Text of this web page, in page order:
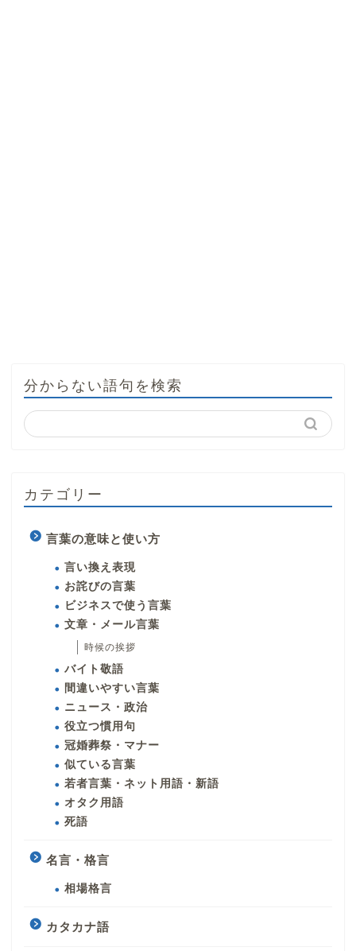
分からない語句を検索
カテゴリー
言葉の意味と使い方
言い換え表現
お詫びの言葉
ビジネスで使う言葉
文章・メール言葉
時候の挨拶
バイト敬語
間違いやすい言葉
ニュース・政治
役立つ慣用句
冠婚葬祭・マナー
似ている言葉
若者言葉・ネット用語・新語
オタク用語
死語
名言・格言
相場格言
カタカナ語